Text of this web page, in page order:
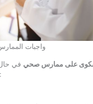
واجبات
على ممارس صحي في حال
المرضى وهي كما يلي: